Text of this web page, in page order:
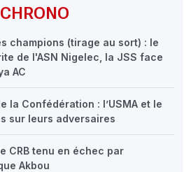
CHRONO
champions (tirage au sort) : le
de l'ASN Nigelec, la JSS face
AC
la Confédération : l’USMA et le
sur leurs adversaires
CRB tenu en échec par
Akbou